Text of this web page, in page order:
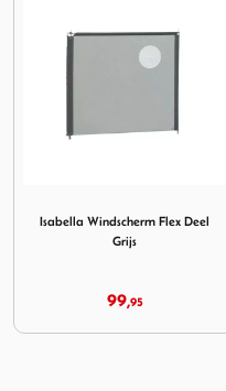
Bo-Camp Windscherm Brendan
3 vaks
39,